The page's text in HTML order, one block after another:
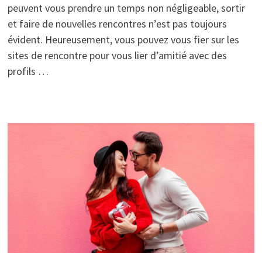
peuvent vous prendre un temps non négligeable, sortir
et faire de nouvelles rencontres n’est pas toujours
évident. Heureusement, vous pouvez vous fier sur les
sites de rencontre pour vous lier d’amitié avec des
profils …